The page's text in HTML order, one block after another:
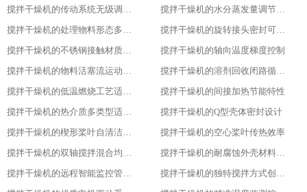
搅拌干燥机的传动系统无级调速功能
搅拌干燥机的水分蒸发量调节能力
搅拌干燥机的处理物料形态多样性
搅拌干燥机的旋转接头密封可靠性
搅拌干燥机的不锈钢接触材质防腐性
搅拌干燥机的轴向温度梯度控制
搅拌干燥机的物料活塞流运动特性
搅拌干燥机的溶剂回收闭路循环系统
搅拌干燥机的低温燃烧工艺适用性
搅拌干燥机的间接加热节能特性
搅拌干燥机的热介质多类型适配性
搅拌干燥机的Q型壳体密封设计
搅拌干燥机的楔形桨叶自清洁功能
搅拌干燥机的空心桨叶传热效率
搅拌干燥机的双轴搅拌混合均匀性
搅拌干燥机的耐腐蚀外壳材料选用
搅拌干燥机的远程智能监控管理能力
搅拌干燥机的独特搅拌方式创新设计